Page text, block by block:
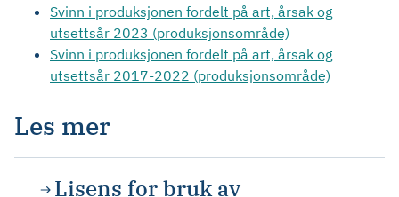
Svinn i produksjonen fordelt på art, årsak og
utsettsår 2023 (produksjonsområde)
Svinn i produksjonen fordelt på art, årsak og
utsettsår 2017-2022 (produksjonsområde)
Les mer
Lisens for bruk av